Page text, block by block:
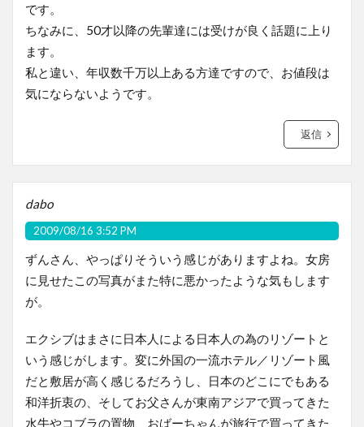
です。
ちなみに、50才以降の先輩達には受けが良く話題に上り
ます。
私と違い、年収数千万以上ある方達ですので、お値段は
気にならないようです。
返信
dabo
2009/08/16 3:52 PM
ずんさん、やっぱりそういう感じがありますよね。女房
に見せたこの写真がまた特に悪かったような気もします
が。
エクシブはまさに日本人による日本人の為のリゾートと
いう感じがします。変に外国の一流ホテル／リゾート風
だと敷居が高く感じるだろうし、日本のどこにでもある
和洋折衷の、そしてお父さんが東南アジアで買ってきた
水牛やコブラの置物、おばーちゃんが旅行で買ってきた